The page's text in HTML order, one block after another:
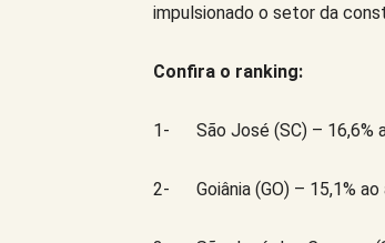
impulsionado o setor da
Confira o ranking:
1- São José (SC) – 16,6%
2- Goiânia (GO) – 15,1% ao